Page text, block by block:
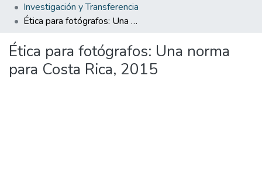
Investigación y Transferencia
Ética para fotógrafos: Una norma para Costa Rica, 2015
Ética para fotógrafos: Una norma
para Costa Rica, 2015